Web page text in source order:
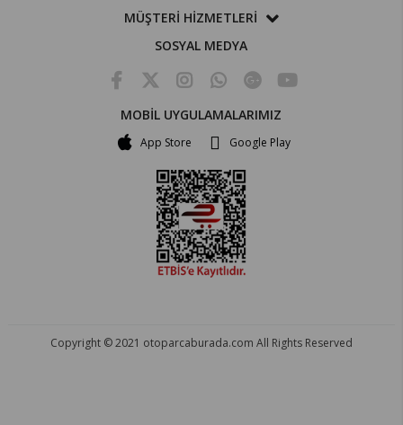
MÜŞTERİ HİZMETLERİ
SOSYAL MEDYA
MOBİL UYGULAMALARIMIZ
App Store Google Play
Copyright © 2021 otoparcaburada.com All Rights Reserved